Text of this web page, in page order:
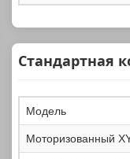
Стандартная
Модель
Моторизованный